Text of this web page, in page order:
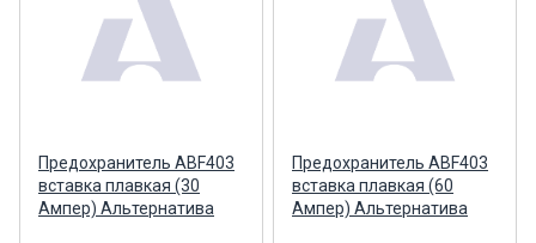
Предохранитель ABF403
вставка плавкая (30
Ампер) Альтернатива
Предохранитель ABF403
вставка плавкая (60
Ампер) Альтернатива